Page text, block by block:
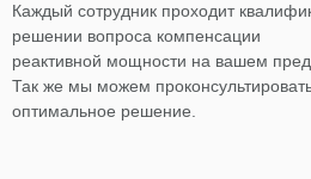
Каждый сотрудник проходит
решении вопроса компенсации
реактивной мощности на вашем
Так же мы можем
оптимальное решение.